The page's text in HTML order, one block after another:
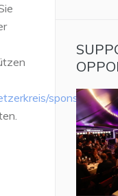
sponsoring-